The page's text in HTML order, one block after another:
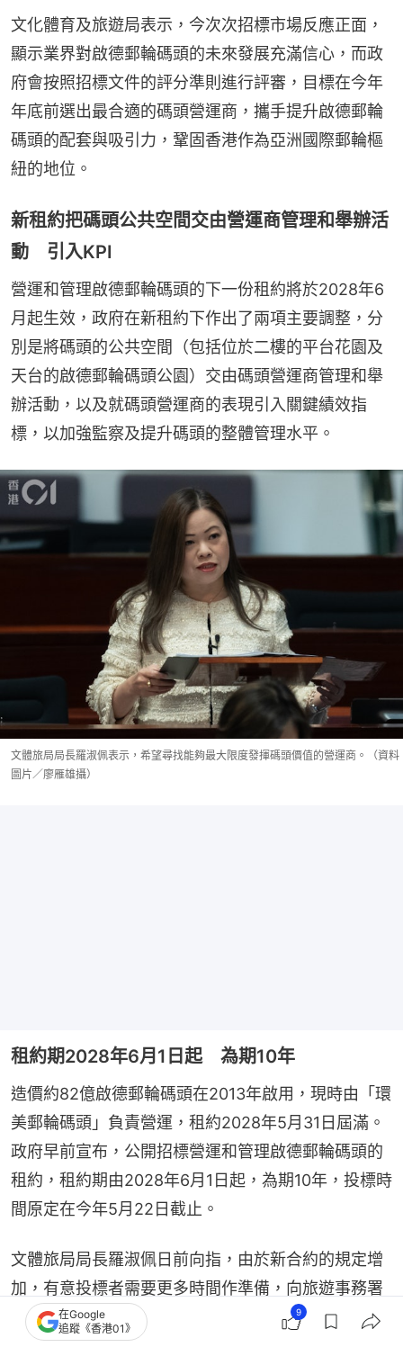
文化體育及旅遊局表示，今次次招標市場反應正面，
顯示業界對啟德郵輪碼頭的未來發展充滿信心，而政
府會按照招標文件的評分準則進行評審，目標在今年
年底前選出最合適的碼頭營運商，攜手提升啟德郵輪
碼頭的配套與吸引力，鞏固香港作為亞洲國際郵輪樞
紐的地位。
新租約把碼頭公共空間交由營運商管理和舉辦活
動 引入KPI
營運和管理啟德郵輪碼頭的下一份租約將於2028年6
月起生效，政府在新租約下作出了兩項主要調整，分
別是將碼頭的公共空間（包括位於二樓的平台花園及
天台的啟德郵輪碼頭公園）交由碼頭營運商管理和舉
辦活動，以及就碼頭營運商的表現引入關鍵績效指
標，以加強監察及提升碼頭的整體管理水平。
文體旅局局長羅淑佩表示，希望尋找能夠最大限度發揮碼頭價值的營運商。（資料
圖片／廖雁雄攝）
租約期2028年6月1日起 為期10年
造價約82億啟德郵輪碼頭在2013年啟用，現時由「環
美郵輪碼頭」負責營運，租約2028年5月31日屆滿。
政府早前宣布，公開招標營運和管理啟德郵輪碼頭的
租約，租約期由2028年6月1日起，為期10年，投標時
間原定在今年5月22日截止。
文體旅局局長羅淑佩日前向指，由於新合約的規定增
加，有意投標者需要更多時間作準備，向旅遊事務署
申請延長招標期限，促使當局早前宣布推遲至今日。
在Google
追蹤《香港01》
9